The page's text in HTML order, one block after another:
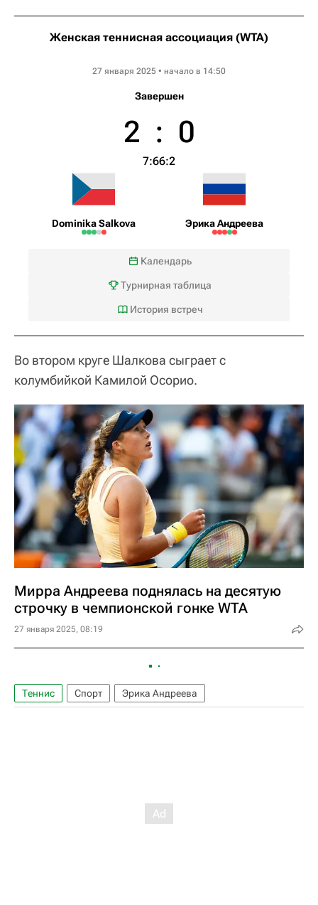
Женская теннисная ассоциация (WTA)
27 января 2025 • начало в 14:50
Завершен
Dominika Salkova
2 : 0
7:66:2
Эрика Андреева
Календарь
Турнирная таблица
История встреч
Во втором круге Шалкова сыграет с
колумбийкой Камилой Осорио.
Мирра Андреева поднялась на десятую
строчку в чемпионской гонке WTA
27 января 2025, 08:19
Теннис Спорт Эрика Андреева